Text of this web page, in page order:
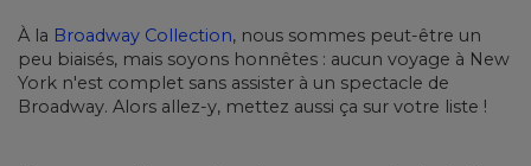
À la Broadway Collection, nous sommes peut-être un
peu biaisés, mais soyons honnêtes : aucun voyage à New
York n'est complet sans assister à un spectacle de
Broadway. Alors allez-y, mettez aussi ça sur votre liste !